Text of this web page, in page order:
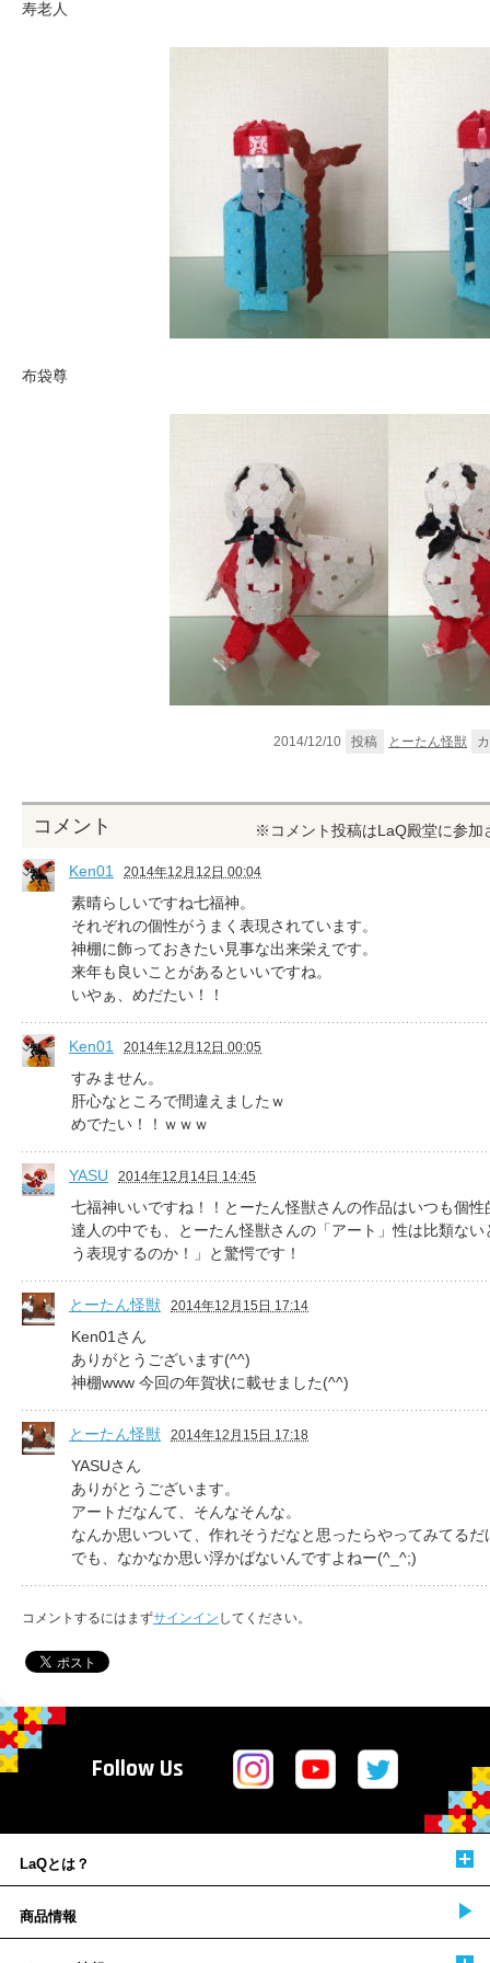
寿老人
布袋尊
2014/12/10 投稿 とーたん怪獣
コメント ※コメント投稿はLaQ殿堂に参加
Ken01 2014年12月12日 00:04
素晴らしいですね七福神。
それぞれの個性がうまく表現されています。
神棚に飾っておきたい見事な出来栄えです。
来年も良いことがあるといいですね。
いやぁ、めだたい！！
Ken01 2014年12月12日 00:05
すみません。
肝心なところで間違えましたｗ
めでたい！！ｗｗｗ
YASU 2014年12月14日 14:45
七福神いいですね！！とーたん怪獣さんの作品はいつも個
達人の中でも、とーたん怪獣さんの「アート」性は比類な
う表現するのか！」と驚愕です！
とーたん怪獣 2014年12月15日 17:14
Ken01さん
ありがとうございます(^^)
神棚www 今回の年賀状に載せました(^^)
とーたん怪獣 2014年12月15日 17:18
YASUさん
ありがとうございます。
アートだなんて、そんなそんな。
なんか思いついて、作れそうだなと思ったらやってみてる
でも、なかなか思い浮かばないんですよねー(^_^;)
コメントするにはまずサインイン してください。
Follow Us
LaQとは？
商品情報